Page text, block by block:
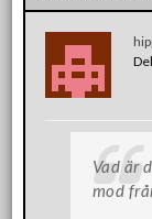
Vad är
mod